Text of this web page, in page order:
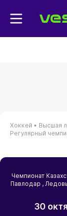
Хоккей • Высшая
Регулярный
Чемпионат
Павлодар ,
30